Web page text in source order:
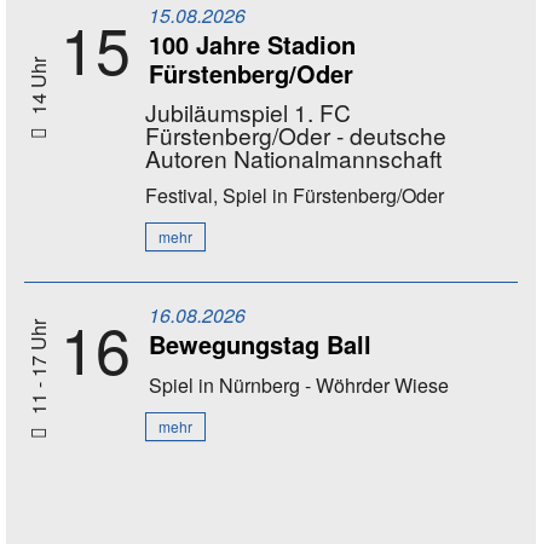
14 Uhr 15 15.08.2026
100 Jahre Stadion
Fürstenberg/Oder
Jubiläumspiel 1. FC
Fürstenberg/Oder - deutsche
Autoren Nationalmannschaft
Festival, Spiel in Fürstenberg/Oder
mehr
11 - 17 Uhr 16 16.08.2026
Bewegungstag Ball
Spiel in Nürnberg - Wöhrder Wiese
mehr